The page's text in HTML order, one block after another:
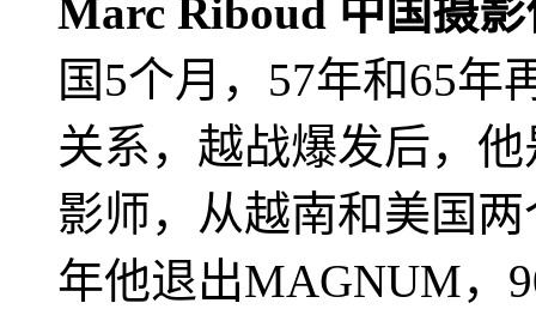
Marc Riboud 中国摄
国5个月，57年和65年
关系，越战爆发后，
影师，从越南和美国
年他退出MAGNUM，